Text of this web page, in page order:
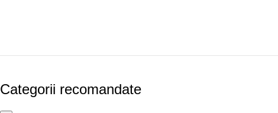
Categorii recomandate